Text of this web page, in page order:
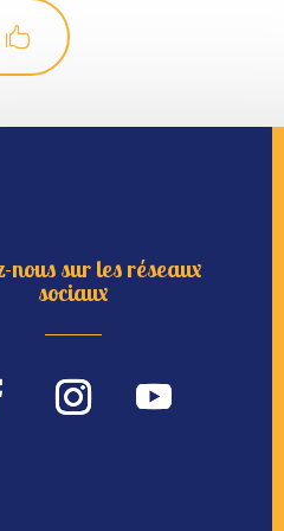
nous sur les réseaux
sociaux